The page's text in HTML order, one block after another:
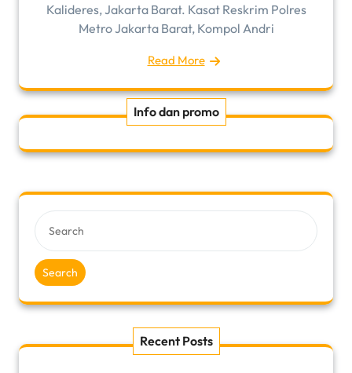
Kalideres, Jakarta Barat. Kasat Reskrim Polres
Metro Jakarta Barat, Kompol Andri
Read More
Info dan promo
Search
Recent Posts